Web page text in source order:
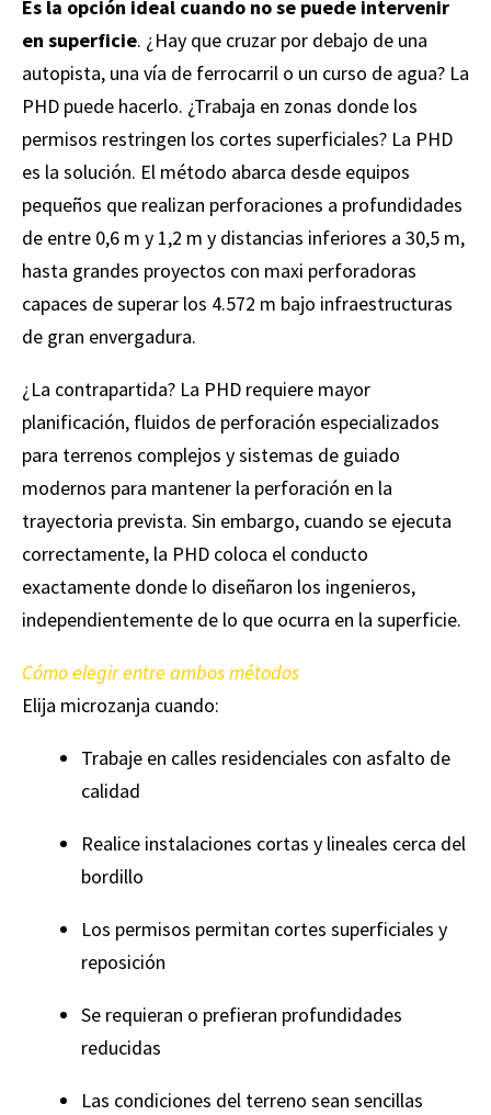
Es la opción ideal cuando no se puede intervenir
en superficie. ¿Hay que cruzar por debajo de una
autopista, una vía de ferrocarril o un curso de agua? La
PHD puede hacerlo. ¿Trabaja en zonas donde los
permisos restringen los cortes superficiales? La PHD
es la solución. El método abarca desde equipos
pequeños que realizan perforaciones a profundidades
de entre 0,6 m y 1,2 m y distancias inferiores a 30,5 m,
hasta grandes proyectos con maxi perforadoras
capaces de superar los 4.572 m bajo infraestructuras
de gran envergadura.
¿La contrapartida? La PHD requiere mayor
planificación, fluidos de perforación especializados
para terrenos complejos y sistemas de guiado
modernos para mantener la perforación en la
trayectoria prevista. Sin embargo, cuando se ejecuta
correctamente, la PHD coloca el conducto
exactamente donde lo diseñaron los ingenieros,
independientemente de lo que ocurra en la superficie.
Cómo elegir entre ambos métodos
Elija microzanja cuando:
Trabaje en calles residenciales con asfalto de
calidad
Realice instalaciones cortas y lineales cerca del
bordillo
Los permisos permitan cortes superficiales y
reposición
Se requieran o prefieran profundidades
reducidas
Las condiciones del terreno sean sencillas